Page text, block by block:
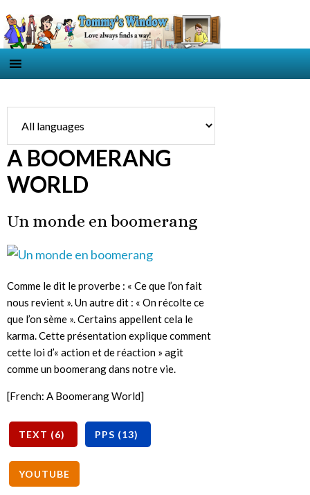
A BOOMERANG
WORLD
Un monde en boomerang
Comme le dit le proverbe : « Ce que l’on fait
nous revient ». Un autre dit : « On récolte ce
que l’on sème ». Certains appellent cela le
karma. Cette présentation explique comment
cette loi d’« action et de réaction » agit
comme un boomerang dans notre vie.
[French: A Boomerang World]